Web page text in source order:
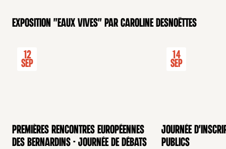
Exposition "Eaux Vives" par Caroline Desnoëttes
12
Sep
CONFÉRENCE
Premières rencontres européennes
des Bernardins - Journée de débats
14
Sep
CONFÉRENCE
Journée
publics